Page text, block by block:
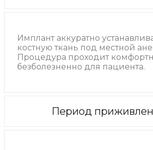
Имплант аккуратно
костную ткань под местной
Процедура проходит
безболезненно для пациента.
Период